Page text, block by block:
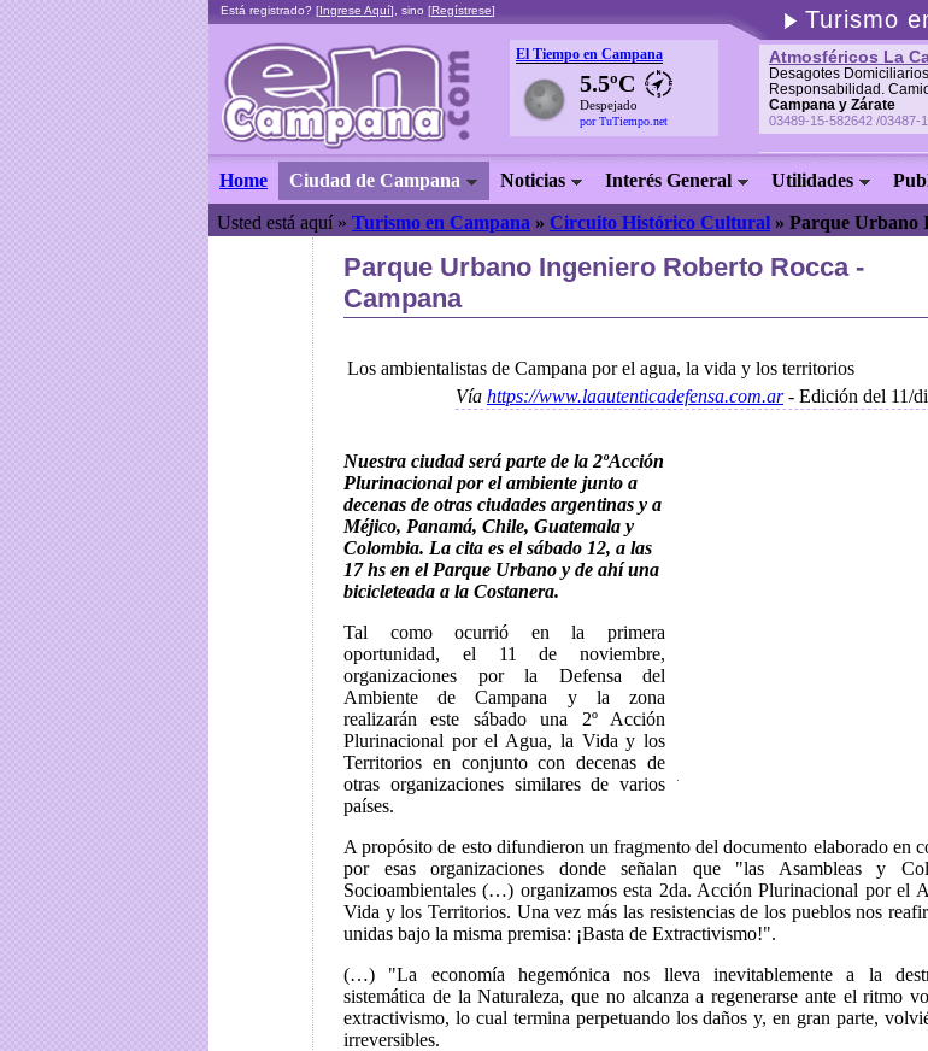
Está registrado? [Ingrese Aquí], sino [Regístrese] Turismo
Atmosféricos La
Desagotes
Responsabilidad.
Campana y Zárate
03489-15-582642 /03487-
El Tiempo en Campana
5.5ºC
Despejado
por TuTiempo.net
Home Ciudad de Campana Noticias Interés General Utilidades
Usted está aquí » Turismo en Campana » Circuito Histórico Cultural » Parque Urbano
Parque Urbano Ingeniero Roberto Rocca -
Campana
Los ambientalistas de Campana por el agua, la vida y los territorios
Vía https://www.laautenticadefensa.com.ar- Edición del 11/
Nuestra ciudad será parte de la 2ºAcción
Plurinacional por el ambiente junto a
decenas de otras ciudades argentinas y a
Méjico, Panamá, Chile, Guatemala y
Colombia. La cita es el sábado 12, a las
17 hs en el Parque Urbano y de ahí una
bicicleteada a la Costanera.
Tal como ocurrió en la primera
oportunidad, el 11 de noviembre,
organizaciones por la Defensa del
Ambiente de Campana y la zona
realizarán este sábado una 2º Acción
Plurinacional por el Agua, la Vida y los
Territorios en conjunto con decenas de
otras organizaciones similares de varios
países.
A propósito de esto difundieron un fragmento del documento elaborado en
por esas organizaciones donde señalan que "las Asambleas y
Socioambientales (…) organizamos esta 2da. Acción Plurinacional por el
Vida y los Territorios. Una vez más las resistencias de los pueblos nos
unidas bajo la misma premisa: ¡Basta de Extractivismo!".
(…) "La economía hegemónica nos lleva inevitablemente a la
sistemática de la Naturaleza, que no alcanza a regenerarse ante el ritmo
extractivismo, lo cual termina perpetuando los daños y, en gran parte,
irreversibles.